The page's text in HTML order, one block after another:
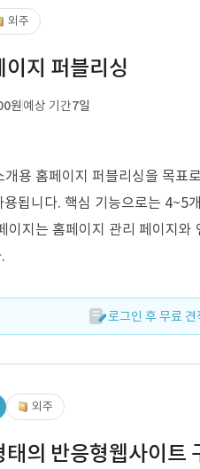
외주
지 퍼블리싱
원예상 기간7일
개용 홈페이지 퍼블리싱을 목표
됩니다. 핵심 기능으로는 4~5
이지는 홈페이지 관리 페이지와
로그인 후 무료
외주
태의 반응형웹사이트